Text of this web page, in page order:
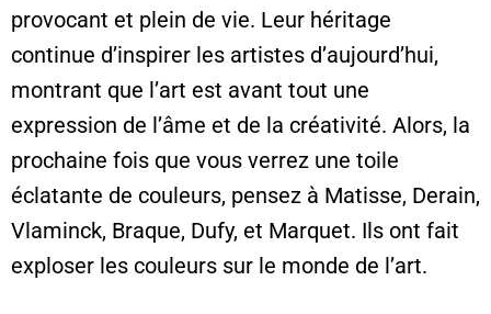
provocant et plein de vie. Leur héritage
continue d’inspirer les artistes d’aujourd’hui,
montrant que l’art est avant tout une
expression de l’âme et de la créativité. Alors, la
prochaine fois que vous verrez une toile
éclatante de couleurs, pensez à Matisse, Derain,
Vlaminck, Braque, Dufy, et Marquet. Ils ont fait
exploser les couleurs sur le monde de l’art.